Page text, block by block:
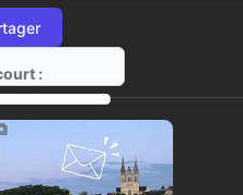
:
https://radio-g.fr?20145